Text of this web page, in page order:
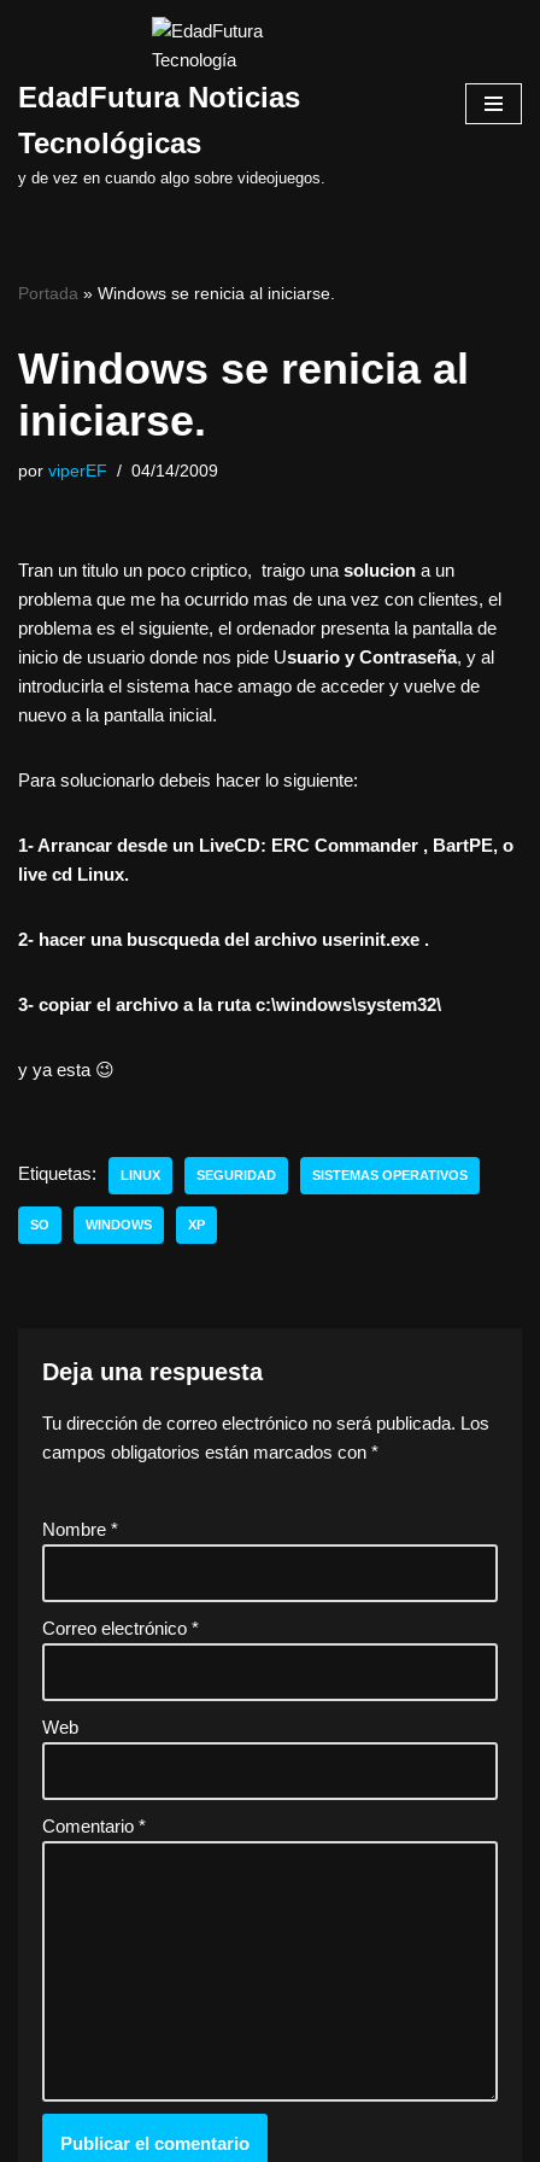
al
EdadFutura Noticias
Tecnológicas
y de vez en cuando algo sobre videojuegos.
Portada » Windows se renicia al iniciarse.
Windows se renicia al
iniciarse.
por viperEF 04/14/2009
Tran un titulo un poco criptico, traigo una solucion a un
problema que me ha ocurrido mas de una vez con clientes, el
problema es el siguiente, el ordenador presenta la pantalla de
inicio de usuario donde nos pide Usuario y Contraseña, y al
introducirla el sistema hace amago de acceder y vuelve de
nuevo a la pantalla inicial.
Para solucionarlo debeis hacer lo siguiente:
1- Arrancar desde un LiveCD: ERC Commander , BartPE, o
live cd Linux.
2- hacer una buscqueda del archivo userinit.exe .
3- copiar el archivo a la ruta c:\windows\system32\
y ya esta 😉
Etiquetas: LINUX SEGURIDAD SISTEMAS OPERATIVOS
SO WINDOWS XP
Deja una respuesta
Tu dirección de correo electrónico no será publicada. Los
campos obligatorios están marcados con *
Nombre *
Correo electrónico *
Web
Comentario *